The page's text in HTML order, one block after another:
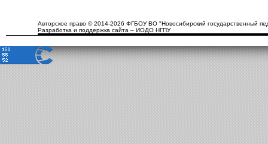
Авторское право © 2014-2026 ФГБОУ ВО "Новосибирский государственный
Разработка и поддержка сайта – ИОДО НГПУ